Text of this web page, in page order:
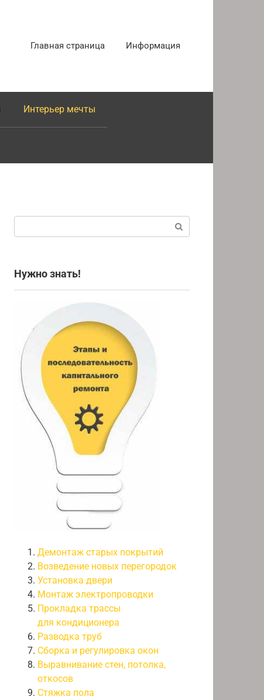
Главная страница Информация
Интерьер мечты
Нужно знать!
Демонтаж старых покрытий
Возведение новых перегородок
Установка двери
Монтаж электропроводки
Прокладка трассы
для кондиционера
Разводка труб
Сборка и регулировка окон
Выравнивание стен, потолка,
откосов
Стяжка пола